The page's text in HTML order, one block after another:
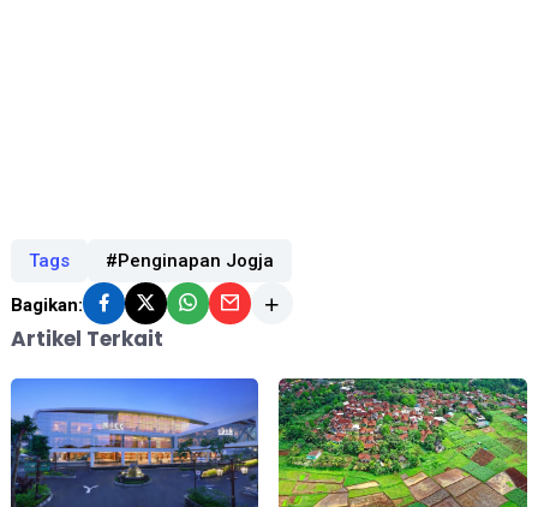
Tags #Penginapan Jogja
Bagikan:
Artikel Terkait